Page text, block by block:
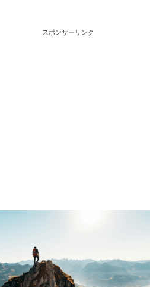
スポンサーリンク